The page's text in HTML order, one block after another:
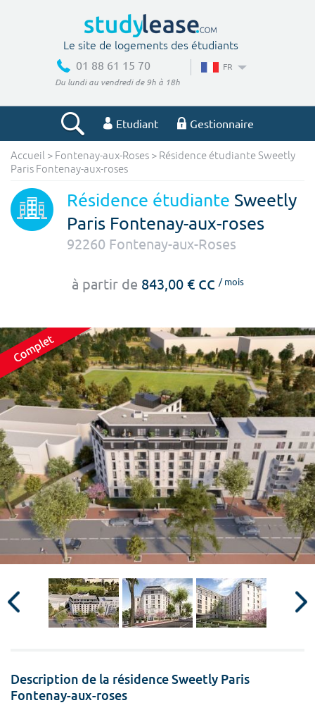
Le site de logements des étudiants
01 88 61 15 70
Du lundi au vendredi de 9h à 18h
FR
Etudiant Gestionnaire
Votre recherche
Ville, école
€
Surface min
m²
Surface max
m²
Type de location
Colocation
Votre date d'entrée
Chercher
Accueil > Fontenay-aux-Roses > Résidence étudiante Sweetly
Paris Fontenay-aux-roses
Résidence étudiante Sweetly
Paris Fontenay-aux-roses
92260 Fontenay-aux-Roses
à partir de 843,00 € cc / mois
Description de la résidence Sweetly Paris
Fontenay-aux-roses